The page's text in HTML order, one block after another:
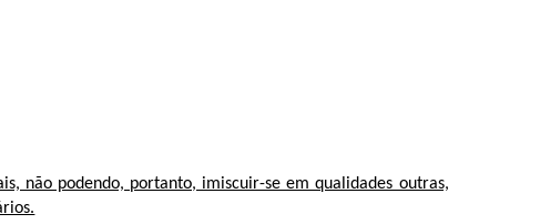
não podendo, portanto, imiscuir-se em qualidades outras,